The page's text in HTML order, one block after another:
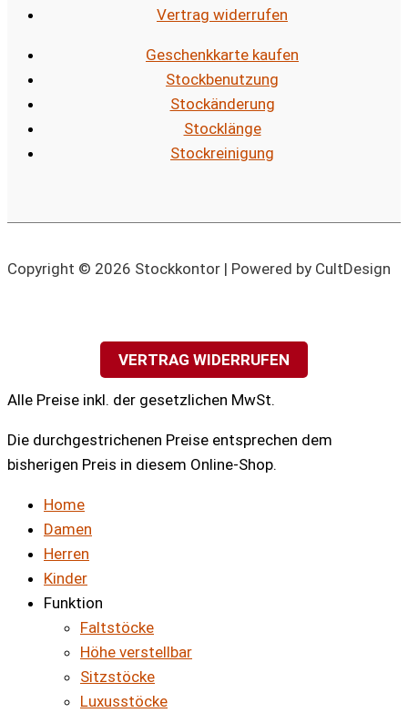
Vertrag widerrufen
Geschenkkarte kaufen
Stockbenutzung
Stockänderung
Stocklänge
Stockreinigung
Copyright © 2026 Stockkontor | Powered by CultDesign
VERTRAG WIDERRUFEN
Alle Preise inkl. der gesetzlichen MwSt.
Die durchgestrichenen Preise entsprechen dem
bisherigen Preis in diesem Online-Shop.
Home
Damen
Herren
Kinder
Funktion
Faltstöcke
Höhe verstellbar
Sitzstöcke
Luxusstöcke